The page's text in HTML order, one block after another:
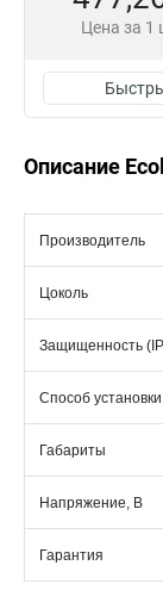
Цена за 1
Описание
Производитель
Цоколь
Защищенность
Способ установки
Габариты
Напряжение, В
Гарантия